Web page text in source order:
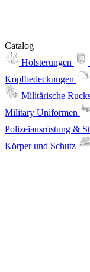
Catalog
Holsterungen
Kopfbedeckungen
Militärische
Military Uniformen
Polizeiausrüstung &
Körper und Schutz